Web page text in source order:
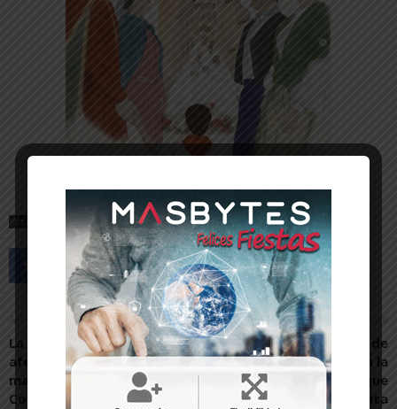
CICLISMO
Artículo anterior
La soledad y el aislamiento
afectan al 20% de los
mayores de 65 años de
Corella
Artículo siguiente
INTIA coloca sensores de
humedad en suelo en la
finca experimental que
tiene en Cadreita